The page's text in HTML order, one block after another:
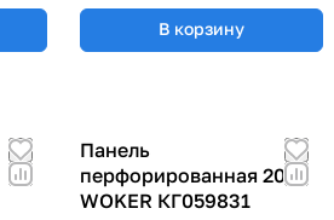
В корзину
Панель
перфорированная 2000
WOKER КГ059831